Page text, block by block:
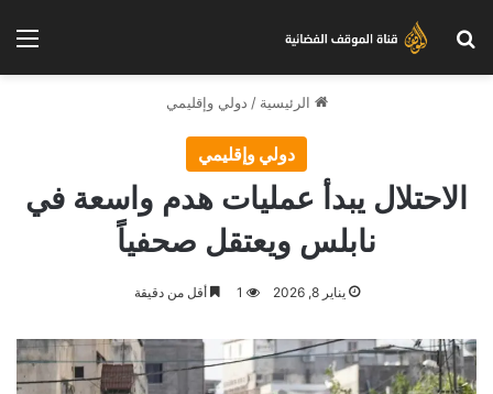
بحث عن
الرئيسية / دولي وإقليمي
دولي وإقليمي
الاحتلال يبدأ عمليات هدم واسعة في
نابلس ويعتقل صحفياً
يناير 8, 2026 1 أقل من دقيقة